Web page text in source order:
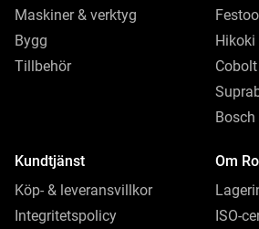
Maskiner & verktyg
Bygg
Tillbehör
Hikoki
Cobolt
Bosch
Kundtjänst
Köp- & leveransvillkor
Integritetspolicy
Om
ISO-